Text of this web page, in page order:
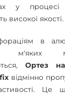
у
високої якості.
в
м'яких
Ортез
відмінно